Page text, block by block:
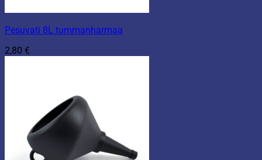
Pesuvati 8L tummanharmaa
2,80 €